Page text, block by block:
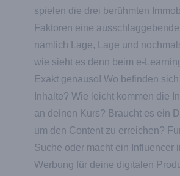
spielen die drei berühmten
Faktoren eine
nämlich Lage, Lage und
wie sieht es denn beim e-
Exakt genauso! Wo befinden
Inhalte? Wie leicht kommen die
an deinen Kurs? Braucht es ein
um den Content zu erreichen?
Suche oder macht ein Influencer
Werbung für deine digitalen